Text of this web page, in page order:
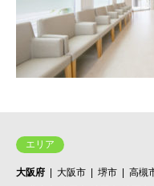
エリア
大阪府 大阪市 堺市
高槻